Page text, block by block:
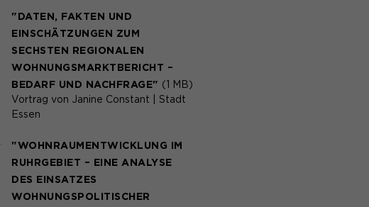
"DATEN, FAKTEN UND
EINSCHÄTZUNGEN ZUM
SECHSTEN REGIONALEN
WOHNUNGSMARKTBERICHT –
BEDARF UND NACHFRAGE" (1 MB)
Vortrag von Janine Constant | Stadt
Essen
"WOHNRAUMENTWICKLUNG IM
RUHRGEBIET – EINE ANALYSE
DES EINSATZES
WOHNUNGSPOLITISCHER